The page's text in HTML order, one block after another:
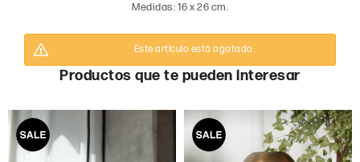
Medidas: 16 x 26 cm.
Este artículo está agotado.
Productos que te pueden interesar